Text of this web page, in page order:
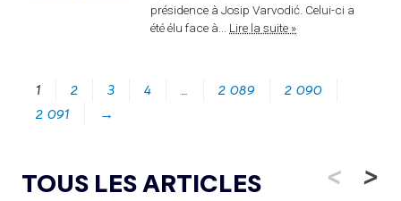
présidence à Josip Varvodić. Celui-ci a
été élu face à... Lire la suite »
1 2 3 4 … 2 089
2 090
2 091
→
TOUS LES ARTICLES < >